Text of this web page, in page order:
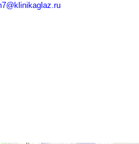
@klinikaglaz.ru